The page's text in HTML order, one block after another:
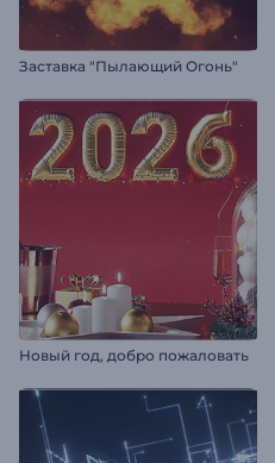
Заставка "Пылающий Огонь"
Новый год, добро пожаловать